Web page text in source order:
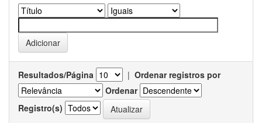
Resultados/Página | Ordenar registros por
Ordenar
Registro(s)